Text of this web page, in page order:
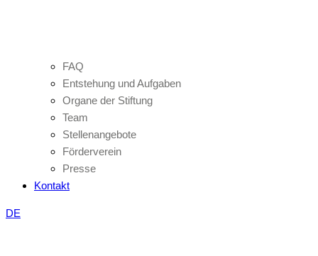
FAQ
Entstehung und Aufgaben
Organe der Stiftung
Team
Stellenangebote
Förderverein
Presse
Kontakt
DE